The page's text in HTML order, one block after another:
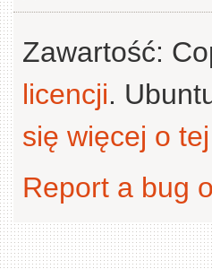
Zawartość:
licencji.
się więcej o
Report a bug